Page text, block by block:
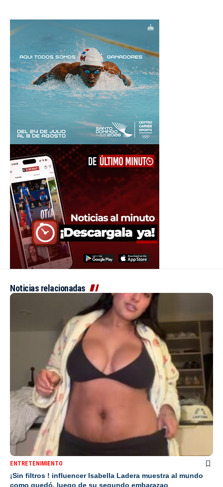
Noticias relacionadas
ENTRETENIMIENTO
¡Sin filtros ! influencer Isabella Ladera muestra al mundo
como quedó, luego de su segundo embarazao